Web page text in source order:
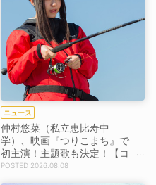
ニュース
仲村悠菜（私立恵比寿中
学）、映画『つりこまち』で
初主演！主題歌も決定！【コ
メントあり】
2026.08.08